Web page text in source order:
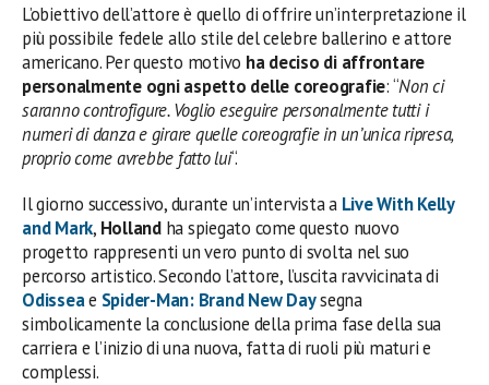
L’obiettivo dell’attore è quello di offrire un’interpretazione il
più possibile fedele allo stile del celebre ballerino e attore
americano. Per questo motivo ha deciso di affrontare
personalmente ogni aspetto delle coreografie: “Non ci
saranno controfigure. Voglio eseguire personalmente tutti i
numeri di danza e girare quelle coreografie in un’unica ripresa,
proprio come avrebbe fatto lui“.
Il giorno successivo, durante un’intervista a Live With Kelly
and Mark, Hollandha spiegato come questo nuovo
progetto rappresenti un vero punto di svolta nel suo
percorso artistico. Secondo l’attore, l’uscita ravvicinata di
Odisseae Spider-Man: Brand New Daysegna
simbolicamente la conclusione della prima fase della sua
carriera e l’inizio di una nuova, fatta di ruoli più maturi e
complessi.